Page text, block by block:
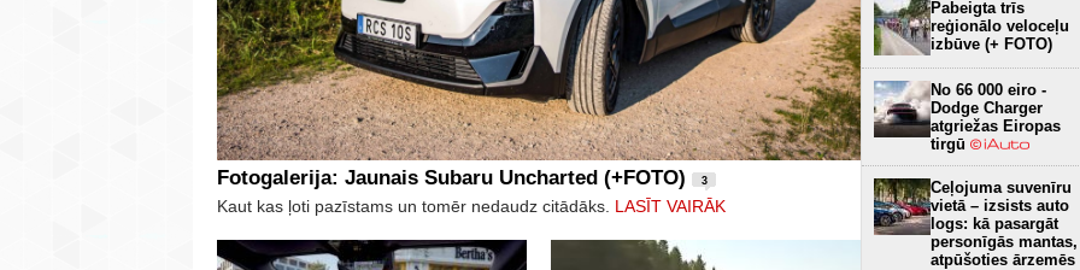
Fotogalerija: Jaunais Subaru Uncharted (+FOTO) 3
Kaut kas ļoti pazīstams un tomēr nedaudz citādāks. LASĪT VAIRĀK
Pabeigta trīs
reģionālo veloceļu
izbūve (+ FOTO)
No 66 000 eiro -
Dodge Charger
atgriežas Eiropas
tirgū
Ceļojuma suvenīru
vietā – izsists auto
logs: kā pasargāt
personīgās mantas,
atpūšoties ārzemēs